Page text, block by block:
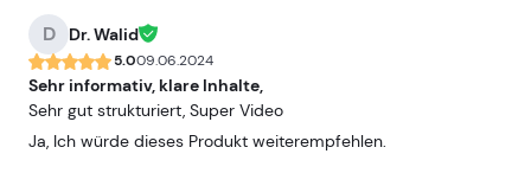
D Dr. Walid
5.009.06.2024
Sehr informativ, klare Inhalte,
Sehr gut strukturiert, Super Video
Ja, Ich würde dieses Produkt weiterempfehlen.